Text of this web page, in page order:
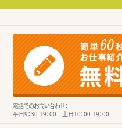
電話でのお問い合わせ：
平日9：30-19：00 土日10：00-19：00